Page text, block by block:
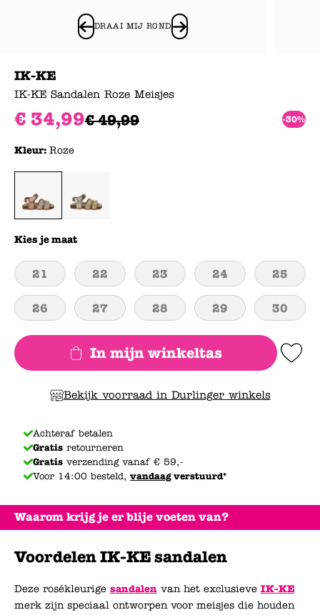
DRAAI MIJ ROND
Waarom krijg je er blije voeten van?
Voordelen IK-KE sandalen
Deze rosékleurige sandalen van het exclusieve IK-KE
merk zijn speciaal ontworpen voor meisjes die houden
IK-KE
IK-KE Sandalen Roze Meisjes
€ 34,99€ 49,99 -30%
Kleur: Roze
Kies je maat
21 22 23 24 25
26 27 28 29 30
In mijn winkeltas Add to
Bekijk voorraad in Durlinger winkels
Achteraf betalen
Gratis retourneren
Gratis verzending vanaf € 59,-
Voor 14:00 besteld, vandaagverstuurd*